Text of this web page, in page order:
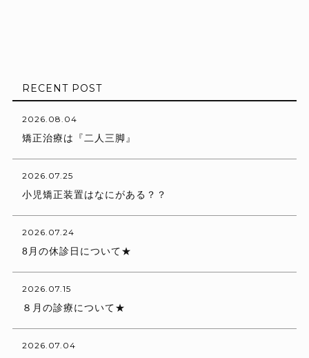
RECENT POST
2026.08.04
矯正治療は『二人三脚』
2026.07.25
小児矯正装置はなにがある？？
2026.07.24
8月の休診日について★
2026.07.15
８月の診療について★
2026.07.04